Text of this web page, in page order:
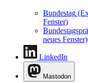
Bundestag
Fenster)
neues Fenster)
LinkedIn
Mastodon